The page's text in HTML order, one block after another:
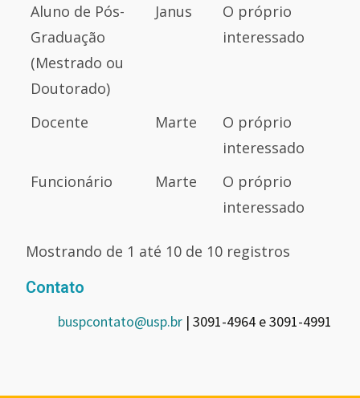
Aluno de Pós-
Graduação
(Mestrado ou
Doutorado)
Janus
O próprio
interessado
Docente Marte
O próprio
interessado
Funcionário
Marte
O próprio
interessado
Mostrando de 1 até 10 de 10 registros
Contato
buspcontato@usp.br | 3091-4964 e 3091-4991